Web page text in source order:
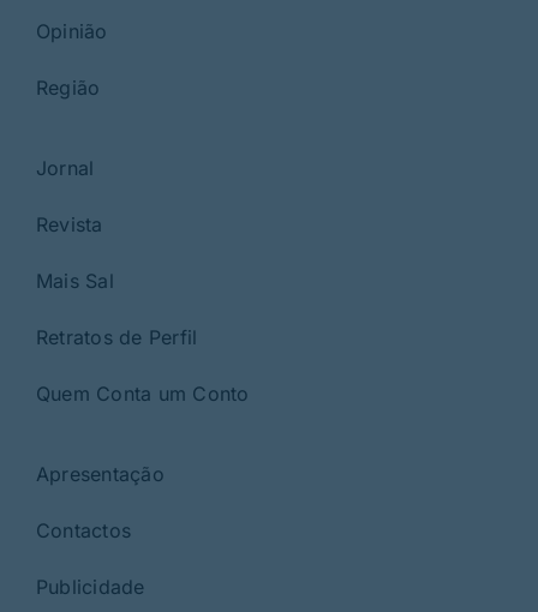
Opinião
Região
Jornal
Revista
Mais Sal
Retratos de Perfil
Quem Conta um Conto
Apresentação
Contactos
Publicidade